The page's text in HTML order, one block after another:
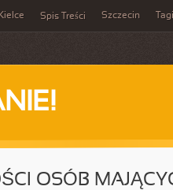
Kielce Spis Treści Szczecin Tagi
OSÓB